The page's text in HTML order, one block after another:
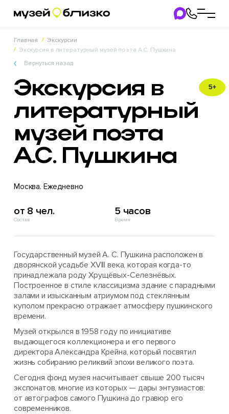
Главная
Экскурсии
Экскурсия в литературный музей поэта А.С. Пушкина
Вернуться назад
Экскурсия в
литературный
музей поэта
А.С. Пушкина
5+
Москва. Ежедневно
от 8 чел.
Состав
5 часов
Время
Государственный музей А. С. Пушкина расположен в
дворянской усадьбе XVIII века, которая когда-то
принадлежала роду Хрущёвых-Селезнёвых.
Построенное в стиле классицизма здание с парадными
залами и изысканным атриумом под стеклянным
куполом прекрасно отражает атмосферу пушкинского
времени.
Музей открылся в 1958 году по инициативе
выдающегося коллекционера и его первого
директора Александра Крейна, который посвятил
жизнь собиранию реликвий эпохи великого поэта.
Сегодня фонд музея насчитывает свыше 200 тысяч
экспонатов, многие из которых — дары энтузиастов:
от автографов самого Пушкина до гравюр его
современников.